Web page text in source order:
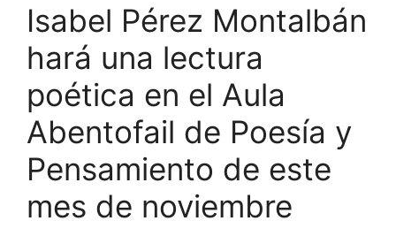
Isabel Pérez Montalbán
hará una lectura
poética en el Aula
Abentofail de Poesía y
Pensamiento de este
mes de noviembre